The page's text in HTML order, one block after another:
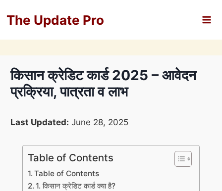
toThe Update Pro
किसान क्रेडिट कार्ड 2025 – आवेदन
प्रक्रिया, पात्रता व लाभ
Last Updated: June 28, 2025
Table of Contents
Table of Contents
1. किसान क्रेडिट कार्ड क्या है?